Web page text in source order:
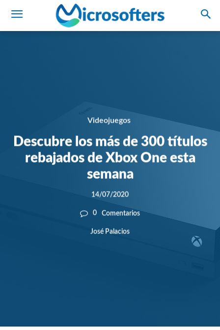
Videojuegos
Descubre los más de 300 títulos
rebajados de Xbox One esta
semana
14/07/2020
0 Comentarios
José Palacios